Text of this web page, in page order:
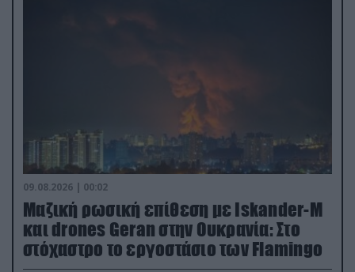
09.08.2026 | 00:02
Μαζική ρωσική επίθεση με Iskander-M
και drones Geran στην Ουκρανία: Στο
στόχαστρο το εργοστάσιο των Flamingo